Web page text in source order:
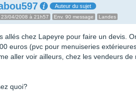
Auteur du sujet
23/04/2008 à 21h57 Env. 90 message Landes
allés chez Lapeyre pour faire un devis.
euros (pvc pour menuiseries
aller voir ailleurs, chez les vendeurs
quoi?